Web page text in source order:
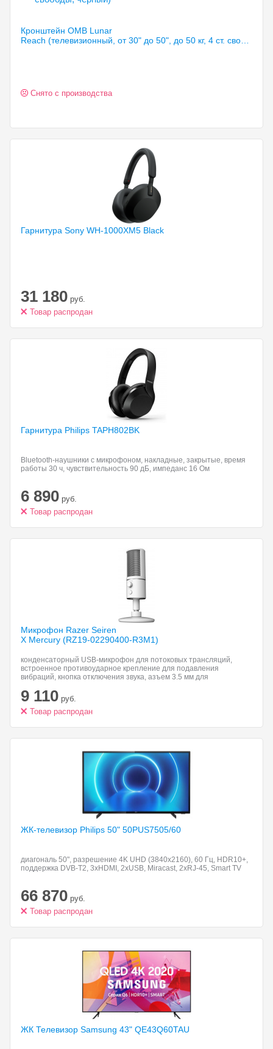
Кронштейн OMB Lunar
Снято с производства
Гарнитура Sony WH-1000XM5 Black
31 180 руб.
Товар распродан
Гарнитура Philips TAPH802BK
Bluetooth-наушники с микрофоном, накладные, закрытые, время
работы 30 ч, чувствительность 90 дБ, импеданс 16 Ом
6 890 руб.
Товар распродан
Микрофон Razer Seiren
X Mercury (RZ19-02290400-R3M1)
конденсаторный USB-микрофон для потоковых трансляций,
встроенное противоударное крепление для подавления
вибраций, кнопка отключения звука, азъем 3.5 мм для
9 110 руб.
Товар распродан
ЖК-телевизор Philips 50" 50PUS7505/60
диагональ 50", разрешение 4K UHD (3840x2160), 60 Гц, HDR10+,
поддержка DVB-T2, 3xHDMI, 2xUSB, Miracast, 2xRJ-45, Smart TV
66 870 руб.
Товар распродан
ЖК Телевизор Samsung 43" QE43Q60TAU